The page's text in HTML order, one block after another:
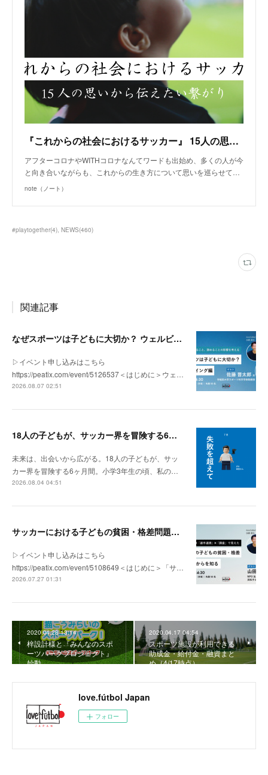
『これからの社会におけるサッカー』 15人の思いから伝えたい繋がり｜love.fútbol Japan｜note
アフターコロナやWITHコロナなんてワードも出始め、多くの人が今
と向き合いながらも、これからの生き方について思いを巡らせて…
note（ノート）
#playtogether(4) NEWS(460)
関連記事
なぜスポーツは子どもに大切か？ ウェルビーイング編 | 「社会とサッカー」 vol.2
▷イベント申し込みはこちら
https://peatix.com/event/5126537＜はじめに＞ウェ…
2026.08.07 02:51
18人の子どもが、サッカー界を冒険する6ヶ月間。
未来は、出会いから広がる。18人の子どもが、サッ
カー界を冒険する6ヶ月間。小学3年生の頃、私の…
2026.08.04 04:51
サッカーにおける子どもの貧困・格差問題の現状 | 「社会とサッカー」vol.1
▷イベント申し込みはこちら
https://peatix.com/event/5108649＜はじめに＞「サ…
2026.07.27 01:31
2020.04.28 13:14
梓設計様と『みんなのスポ
ーツパークプロジェクト』
始動
2020.04.17 04:54
スポーツ施設が利用できる
助成金・給付金・融資まと
め（4/17時点）
love.fútbol Japan
フォロー